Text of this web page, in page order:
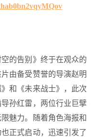
的告别》终于在观众的
由备受赞誉的导演赵明
和《未来战士》，此次
孙红雷，两位行业巨擘
魅力。随着角色海报和
正式启动，迅速引发了